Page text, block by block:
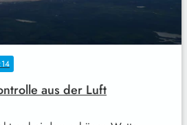
aus der Luft